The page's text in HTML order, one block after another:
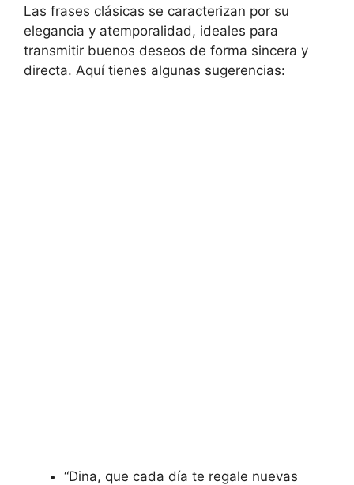
Las frases clásicas se caracterizan por su
elegancia y atemporalidad, ideales para
transmitir buenos deseos de forma sincera y
directa. Aquí tienes algunas sugerencias:
“Dina, que cada día te regale nuevas